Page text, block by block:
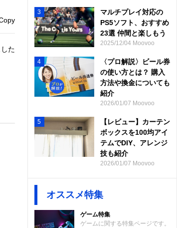
た
3
マルチプレイ対応の
PS5ソフト、おすすめ
23選 仲間と楽しもう
2025/12/04 Moovoo
4
〈プロ解説〉ビール券
の使い方とは？ 購入
方法や換金についても
紹介
2026/01/07 Moovoo
5
【レビュー】カーテン
ボックスを100均アイ
テムでDIY、アレンジ
技も紹介
2026/01/07 Moovoo
オススメ特集
ゲーム特集
ゲームに関する特集ページです。